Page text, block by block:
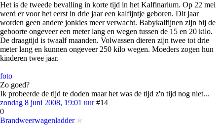
Het is de tweede bevalling in korte tijd in het Kalfinarium. Op 22 mei
werd er voor het eerst in drie jaar een kalfijntje geboren. Dit jaar
worden geen andere jonkies meer verwacht. Babykalfijnen zijn bij de
geboorte ongeveer een meter lang en wegen tussen de 15 en 20 kilo.
De draagtijd is twaalf maanden. Volwassen dieren zijn twee tot drie
meter lang en kunnen ongeveer 250 kilo wegen. Moeders zogen hun
kinderen twee jaar.
foto
Zo goed?
Ik probeerde de tijd te doden maar het was de tijd z'n tijd nog niet...
zondag 8 juni 2008, 19:01 uur #14
0
Brandweerwagenladder